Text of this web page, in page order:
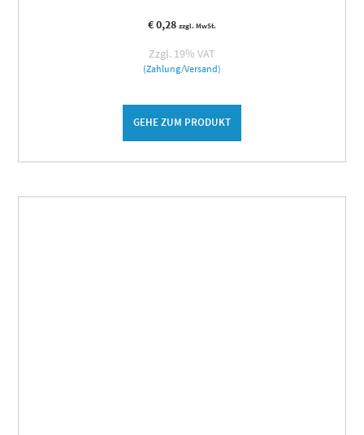
€0,28 zzgl. MwSt.
Zzgl. 19% VAT
(Zahlung/Versand)
GEHE ZUM PRODUKT